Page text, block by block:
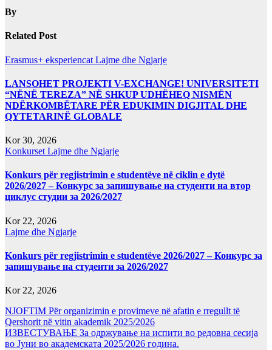
By
Related Post
Erasmus+ eksperiencat Lajme dhe Ngjarje
LANSOHET PROJEKTI V-EXCHANGE! UNIVERSITETI
“NËNË TEREZA” NË SHKUP UDHËHEQ NISMËN
NDËRKOMBËTARE PËR EDUKIMIN DIGJITAL DHE
QYTETARINË GLOBALE
Kor 30, 2026
Konkurset Lajme dhe Ngjarje
Konkurs për regjistrimin e studentëve në ciklin e dytë
2026/2027 – Конкурс за запишување на студенти на втор
циклус студии за 2026/2027
Kor 22, 2026
Lajme dhe Ngjarje
Konkurs për regjistrimin e studentëve 2026/2027 – Конкурс за
запишување на студенти за 2026/2027
Kor 22, 2026
NJOFTIM Për organizimin e provimeve në afatin e rregullt të
Qershorit në vitin akademik 2025/2026
ИЗВЕСТУВАЊЕ За одржување на испити во редовна сесија
во Јуни во академската 2025/2026 година.